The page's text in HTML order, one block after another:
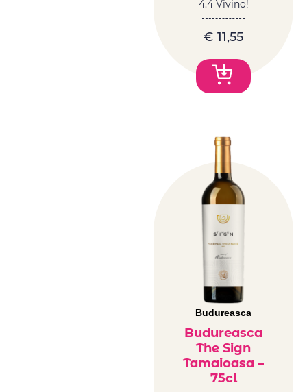
4.4 Vivino!
€ 11,55
Budureasca
Budureasca
The Sign
Tamaioasa –
75cl